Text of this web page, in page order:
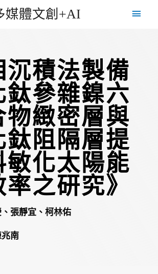
媒體文創+AI
沉積法製備
鈦參雜鎳六
物緻密層與
鈦阻隔層提
敏化太陽能
之研究》
張靜宜、柯林佑
南